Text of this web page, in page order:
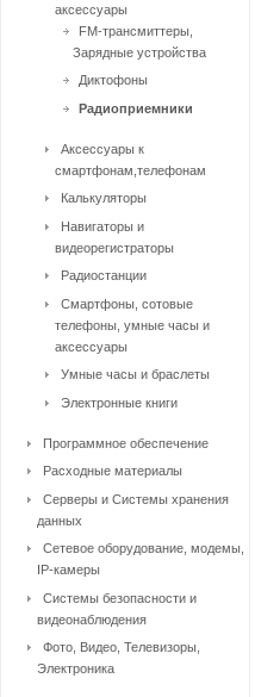
аксессуары
FM-трансмиттеры,
Зарядные устройства
Диктофоны
Радиоприемники
Аксессуары к
смартфонам,телефонам
Калькуляторы
Навигаторы и
видеорегистраторы
Радиостанции
Смартфоны, сотовые
телефоны, умные часы и
аксессуары
Умные часы и браслеты
Электронные книги
Программное обеспечение
Расходные материалы
Серверы и Системы хранения
данных
Сетевое оборудование, модемы,
IP-камеры
Системы безопасности и
видеонаблюдения
Фото, Видео, Телевизоры,
Электроника